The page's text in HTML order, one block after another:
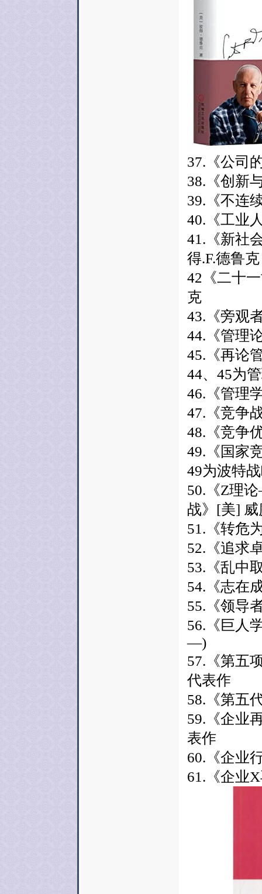
37.《公司
38.《创新
39.《不连
40.《工业
41.《新社
得.F.德鲁克
42《二十
克
43.《旁观
44.《管理
45.《再论
44、45为
46.《管理
47.《竞争
48.《竞争
49.《国家
49为波特
50.《Z理
战》[美]
51.《转危
52.《追求
53.《乱中
54.《志在
55.《领导
56.《巨人
—)
57.《第五
代表作
58.《第五
59.《企业
表作
60.《企业
61.《企业